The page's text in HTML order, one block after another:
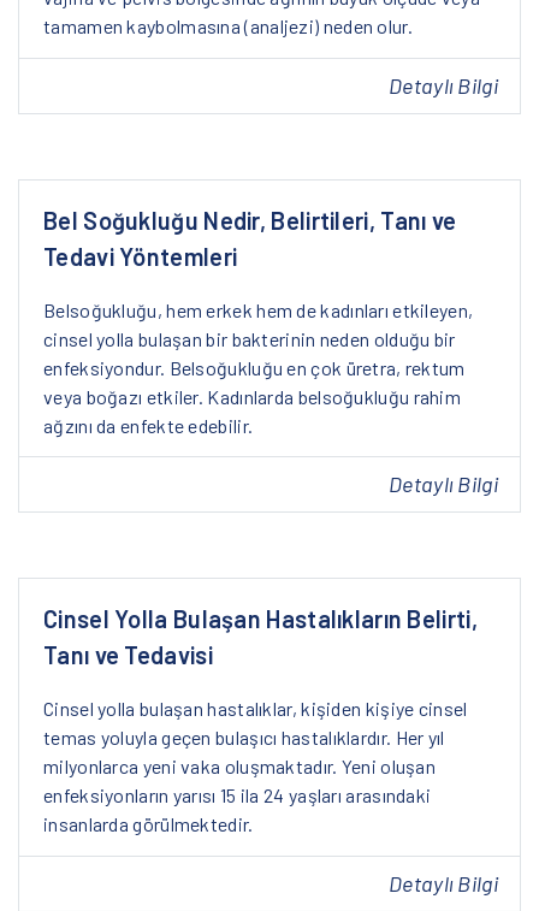
tamamen kaybolmasına (analjezi) neden olur.
Detaylı Bilgi
Bel Soğukluğu Nedir, Belirtileri, Tanı ve
Tedavi Yöntemleri
Belsoğukluğu, hem erkek hem de kadınları etkileyen,
cinsel yolla bulaşan bir bakterinin neden olduğu bir
enfeksiyondur. Belsoğukluğu en çok üretra, rektum
veya boğazı etkiler. Kadınlarda belsoğukluğu rahim
ağzını da enfekte edebilir.
Detaylı Bilgi
Cinsel Yolla Bulaşan Hastalıkların Belirti,
Tanı ve Tedavisi
Cinsel yolla bulaşan hastalıklar, kişiden kişiye cinsel
temas yoluyla geçen bulaşıcı hastalıklardır. Her yıl
milyonlarca yeni vaka oluşmaktadır. Yeni oluşan
enfeksiyonların yarısı 15 ila 24 yaşları arasındaki
insanlarda görülmektedir.​
Detaylı Bilgi